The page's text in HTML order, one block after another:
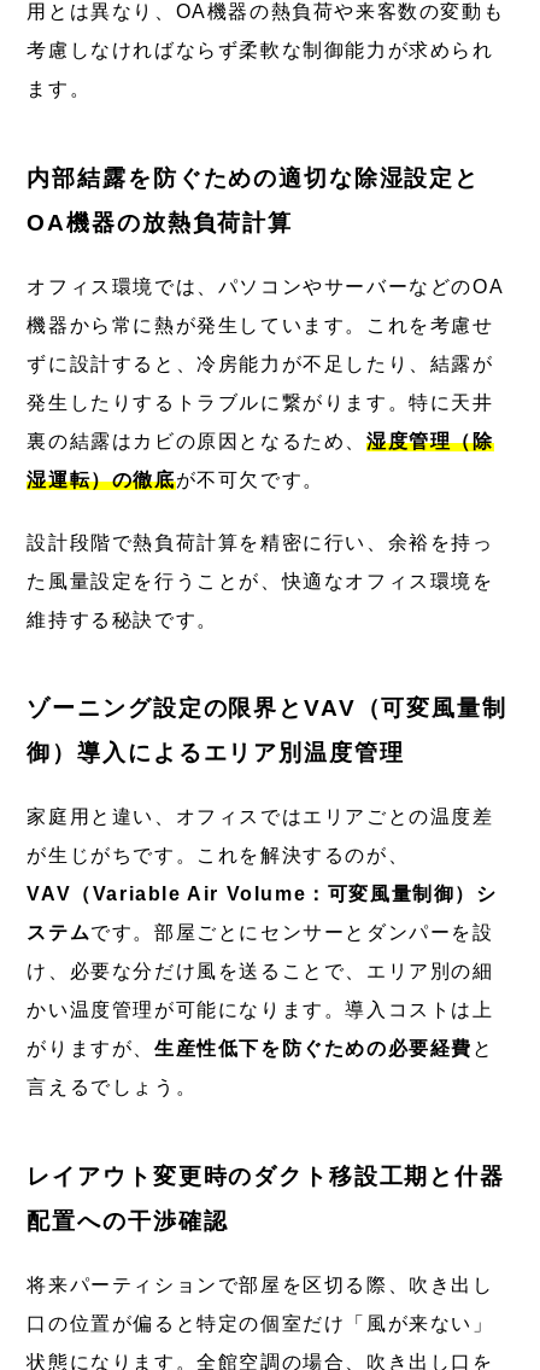
用とは異なり、OA機器の熱負荷や来客数の変動も
考慮しなければならず柔軟な制御能力が求められ
ます。
内部結露を防ぐための適切な除湿設定と
OA機器の放熱負荷計算
オフィス環境では、パソコンやサーバーなどのOA
機器から常に熱が発生しています。これを考慮せ
ずに設計すると、冷房能力が不足したり、結露が
発生したりするトラブルに繋がります。特に天井
裏の結露はカビの原因となるため、湿度管理（除
湿運転）の徹底が不可欠です。
設計段階で熱負荷計算を精密に行い、余裕を持っ
た風量設定を行うことが、快適なオフィス環境を
維持する秘訣です。
ゾーニング設定の限界とVAV（可変風量制
御）導入によるエリア別温度管理
家庭用と違い、オフィスではエリアごとの温度差
が生じがちです。これを解決するのが、
VAV（Variable Air Volume：可変風量制御）シ
ステムです。部屋ごとにセンサーとダンパーを設
け、必要な分だけ風を送ることで、エリア別の細
かい温度管理が可能になります。導入コストは上
がりますが、生産性低下を防ぐための必要経費 と
言えるでしょう。
レイアウト変更時のダクト移設工期と什器
配置への干渉確認
将来パーティションで部屋を区切る際、吹き出し
口の位置が偏ると特定の個室だけ「風が来ない」
状態になります。全館空調の場合、吹き出し口を